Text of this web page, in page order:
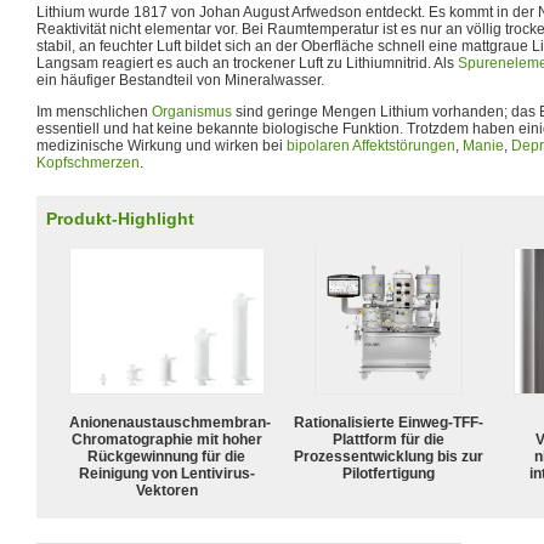
Lithium wurde 1817 von Johan August Arfwedson entdeckt. Es kommt in
Reaktivität nicht elementar vor. Bei Raumtemperatur ist es nur an völlig
stabil, an feuchter Luft bildet sich an der Oberfläche schnell eine mattgraue
Langsam reagiert es auch an trockener Luft zu Lithiumnitrid. Als
ein häufiger Bestandteil von Mineralwasser.
Im menschlichen Organismus sind geringe Mengen Lithium vorhanden; das
essentiell und hat keine bekannte biologische Funktion. Trotzdem haben
medizinische Wirkung und wirken bei bipolaren Affektstörungen, Manie,
Kopfschmerzen.
Produkt-Highlight
Anionenaustauschmembran-
Chromatographie mit hoher
Rückgewinnung für die
Reinigung von Lentivirus-
Vektoren
Rationalisierte Einweg-TFF-
Plattform für die
Prozessentwicklung bis zur
Pilotfertigung